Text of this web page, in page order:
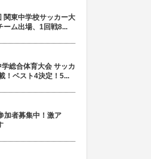
関東中学校サッカー大
ーム出場、1回戦8...
総合体育大会 サッカ
！ベスト4決定！5...
加者募集中！激ア